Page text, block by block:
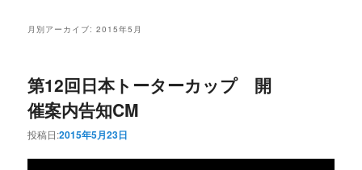
月別アーカイブ:2015年5月
第12回日本トーターカップ 開
催案内告知CM
投稿日:2015年5月23日